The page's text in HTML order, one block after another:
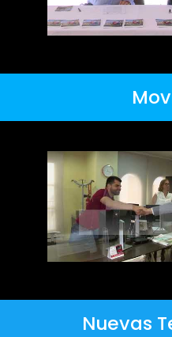
Nuevas